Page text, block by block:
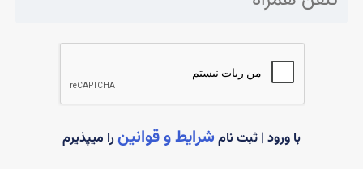
با ورود | ثبت نام شرایط و قوانین را میپذیرم